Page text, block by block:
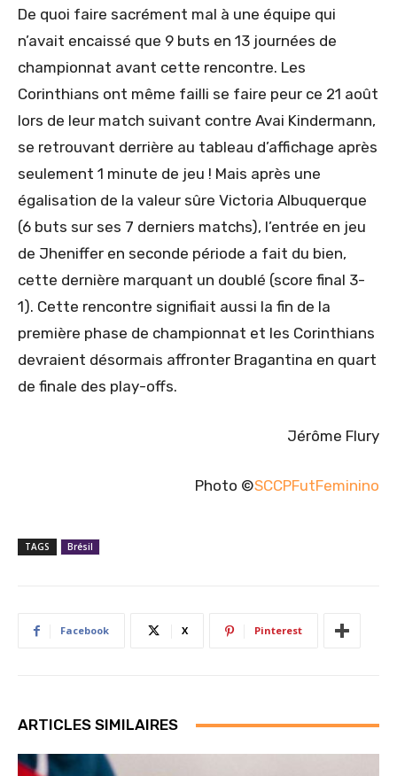
De quoi faire sacrément mal à une équipe qui
n’avait encaissé que 9 buts en 13 journées de
championnat avant cette rencontre. Les
Corinthians ont même failli se faire peur ce 21 août
lors de leur match suivant contre Avai Kindermann,
se retrouvant derrière au tableau d’affichage après
seulement 1 minute de jeu ! Mais après une
égalisation de la valeur sûre Victoria Albuquerque
(6 buts sur ses 7 derniers matchs), l’entrée en jeu
de Jheniffer en seconde période a fait du bien,
cette dernière marquant un doublé (score final 3-
1). Cette rencontre signifiait aussi la fin de la
première phase de championnat et les Corinthians
devraient désormais affronter Bragantina en quart
de finale des play-offs.
Jérôme Flury
Photo ©SCCPFutFeminino
TAGS Brésil
Facebook X Pinterest
ARTICLES SIMILAIRES